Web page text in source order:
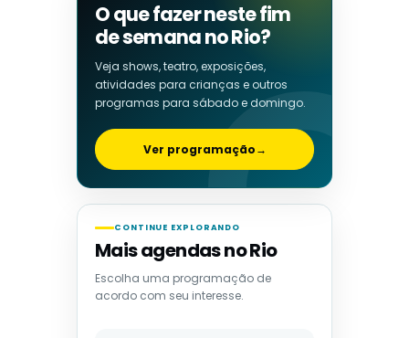
O que fazer neste fim
de semana no Rio?
Veja shows, teatro, exposições,
atividades para crianças e outros
programas para sábado e domingo.
Ver programação→
CONTINUE EXPLORANDO
Mais agendas no Rio
Escolha uma programação de
acordo com seu interesse.